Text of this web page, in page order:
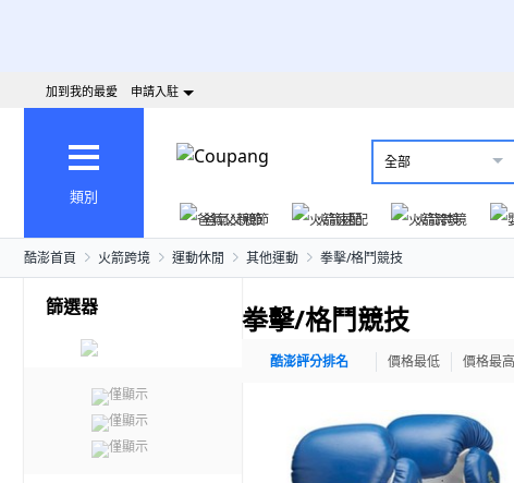
加到我的最愛 申請入駐
類別
全部
爸氣父親節
火箭速配 火箭跨境
酷澎首頁 火箭跨境 運動休閒 其他運動 拳擊/格鬥競技
篩選器
僅顯示
僅顯示
僅顯示
拳擊/格鬥競技
酷澎評分排名 價格最低 價格最高